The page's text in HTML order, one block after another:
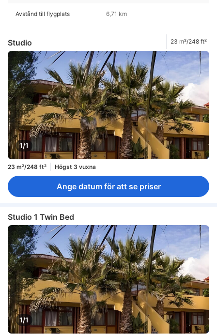
Avstånd till flygplats 6,71 km
Studio 23 m²/248 ft²
1/1
23 m²/248 ft² Högst 3 vuxna
Ange datum för att se priser
Studio 1 Twin Bed
1/1